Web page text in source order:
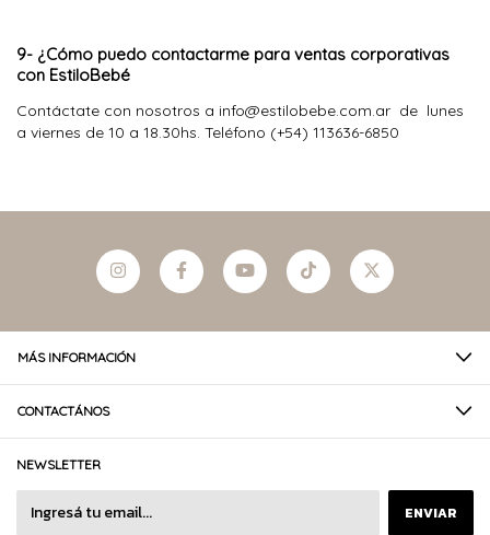
9- ¿Cómo puedo contactarme para ventas corporativas
con EstiloBebé
Contáctate con nosotros a info@estilobebe.com.ar de lunes
a viernes de 10 a 18.30hs. Teléfono (+54) 113636-6850
MÁS INFORMACIÓN
CONTACTÁNOS
NEWSLETTER